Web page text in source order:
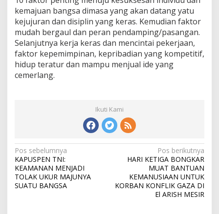
kemajuan bangsa dimasa yang akan datang yatu
kejujuran dan disiplin yang keras. Kemudian faktor
mudah bergaul dan peran pendamping/pasangan.
Selanjutnya kerja keras dan mencintai pekerjaan,
faktor kepemimpinan, kepribadian yang kompetitif,
hidup teratur dan mampu menjual ide yang
cemerlang.
Ikuti Kami
N
a
v
i
Pos sebelumnya
KAPUSPEN TNI:
KEAMANAN MENJADI
TOLAK UKUR MAJUNYA
SUATU BANGSA
Pos berikutnya
HARI KETIGA BONGKAR
MUAT BANTUAN
KEMANUSIAAN UNTUK
KORBAN KONFLIK GAZA DI
El ARISH MESIR